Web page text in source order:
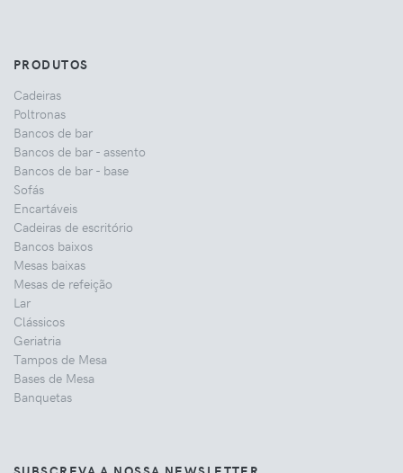
PRODUTOS
Cadeiras
Poltronas
Bancos de bar
Bancos de bar - assento
Bancos de bar - base
Sofás
Encartáveis
Cadeiras de escritório
Bancos baixos
Mesas baixas
Mesas de refeição
Lar
Clássicos
Geriatria
Tampos de Mesa
Bases de Mesa
Banquetas